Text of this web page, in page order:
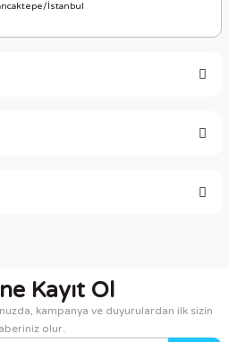
İstanbul
ederiz.
veya görüntülenemiyor.
Kayıt Ol
kampanya ve duyurulardan ilk sizin
olur.